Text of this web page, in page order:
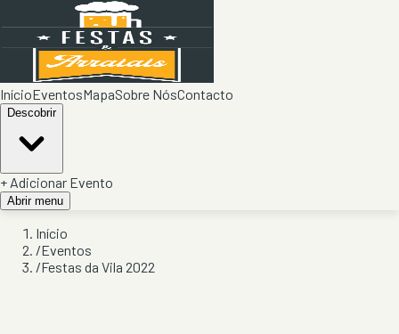
InícioEventosMapaSobre NósContacto
Descobrir
+ Adicionar Evento
Abrir menu
Início
/Eventos
/Festas da Vila 2022